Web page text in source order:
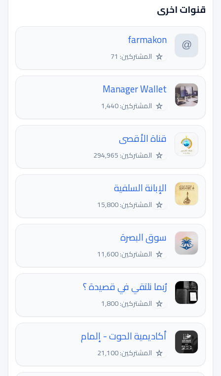
قنوات اخرى
farmakon
☆ المشتركين: 71
Manager Wallet
☆ المشتركين: 1,440
قناة الأقصى
☆ المشتركين: 294,965
الإبانة السلفية
☆ المشتركين: 15,800
سوق البصرة
☆ المشتركين: 11,600
رُبما نلتقي في قصيدة ؟
☆ المشتركين: 1,800
أكاديمية الحوت - إلمام
☆ المشتركين: 21,100